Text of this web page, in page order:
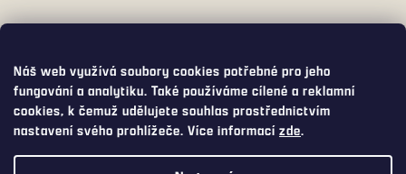
Náš web využívá soubory cookies potřebné pro jeho
fungování a analytiku. Také používáme cílené a reklamní
cookies, k čemuž udělujete souhlas prostřednictvím
nastavení svého prohlížeče. Více informacízde.